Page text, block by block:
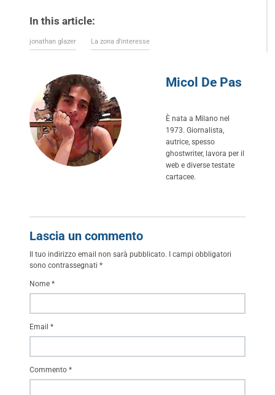
In this article:
jonathan glazer La zona d'interesse
Micol De Pas
È nata a Milano nel
1973. Giornalista,
autrice, spesso
ghostwriter, lavora per il
web e diverse testate
cartacee.
Lascia un commento
Il tuo indirizzo email non sarà pubblicato.
I campi obbligatori
sono contrassegnati *
Commento *
Nome *
Email *